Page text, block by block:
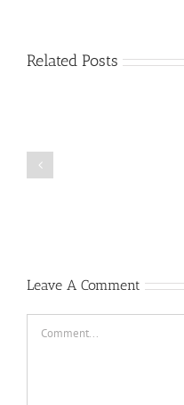
Related Posts
Leave A Comment